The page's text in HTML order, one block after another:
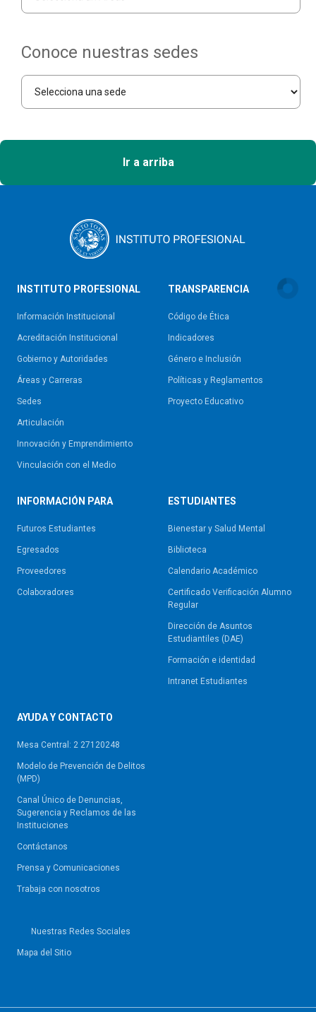
Conoce nuestras sedes
Ir a arriba
INSTITUTO PROFESIONAL
Información Institucional
Acreditación Institucional
Gobierno y Autoridades​
Áreas y Carreras
Sedes
Articulación
Innovación y Emprendimiento
Vinculación con el Medio
TRANSPARENCIA
Código de Ética
Indicadores
Género e Inclusión
Políticas y Reglamentos​
Proyecto Educativo
INFORMACIÓN PARA
Futuros Estudiantes
Egresados
Proveedores
Colaboradores
ESTUDIANTES
Bienestar y Salud Mental
Biblioteca
Calendario Académico
Certificado Verificación Alumno
Regular
Dirección de Asuntos
Estudiantiles (DAE)
Formación e identidad
Intranet Estudiantes
AYUDA Y CONTACTO
Mesa Central: 2 27120248
Modelo de Prevención de Delitos
(MPD)
Canal Único de Denuncias,
Sugerencia y Reclamos de las
Instituciones
Contáctanos
Prensa y Comunicaciones
Trabaja con nosotros
Nuestras Redes Sociales
Mapa del Sitio